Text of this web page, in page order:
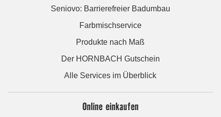
Seniovo: Barrierefreier Badumbau
Farbmischservice
Produkte nach Maß
Der HORNBACH Gutschein
Alle Services im Überblick
Online einkaufen